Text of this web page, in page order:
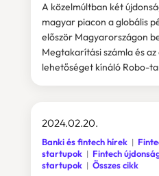
A közelmúltban két
magyar piacon a globális
először Magyarországon
Megtakarítási számla és
lehetőséget kínáló Robo-
2024.02.20.
Banki és fintech hírek
startupok
Fintech
startupok
Összes cikk